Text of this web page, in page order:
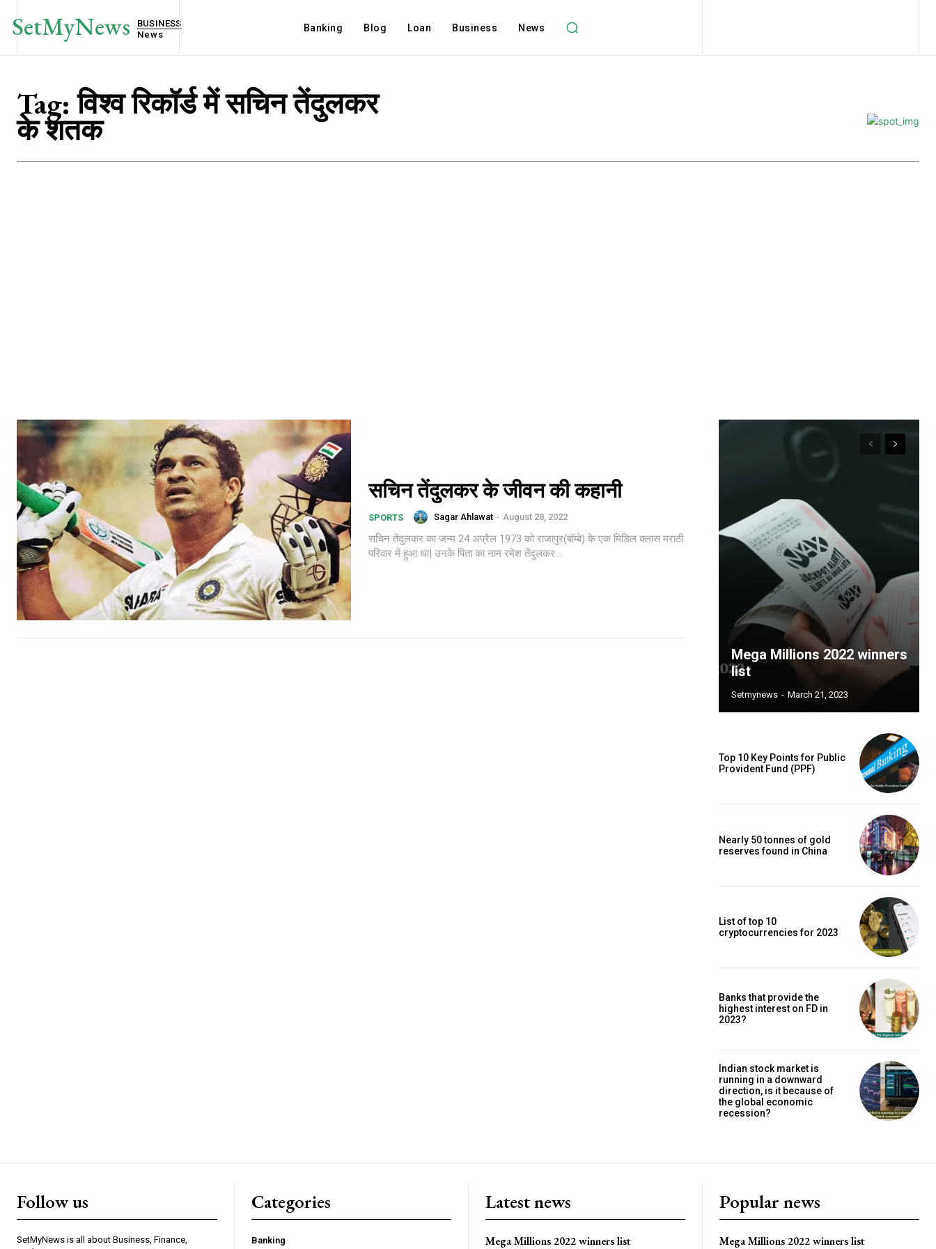
SetMyNews
BUSINESS
News
Banking Blog Loan Business News
Tag:विश्व रिकॉर्ड में सचिन तेंदुलकर
के शतक
सचिन तेंदुलकर के जीवन की कहानी
SPORTS Sagar Ahlawat - August 28, 2022
सचिन तेंदुलकर का जन्म 24 अप्रैल 1973 को राजापुर(बॉम्बे) के एक मिडिल क्लास मराठी
परिवार में हुआ था| उनके पिता का नाम रमेश तेंदुलकर...
Mega Millions 2022 winners
list
Setmynews - March 21, 2023
Top 10 Key Points for Public
Provident Fund (PPF)
Nearly 50 tonnes of gold
reserves found in China
List of top 10
cryptocurrencies for 2023
Banks that provide the
highest interest on FD in
2023?
Indian stock market is
running in a downward
direction, is it because of
the global economic
recession?
Follow us
SetMyNews is all about Business, Finance,
Categories
Banking
Latest news
Mega Millions 2022 winners list
Popular news
Mega Millions 2022 winners list